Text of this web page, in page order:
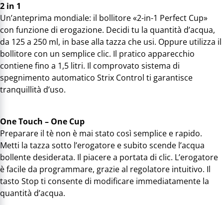
2 in 1
Un’anteprima mondiale: il bollitore «2-in-1 Perfect Cup»
con funzione di erogazione. Decidi tu la quantità d’acqua,
da 125 a 250 ml, in base alla tazza che usi. Oppure utilizza il
bollitore con un semplice clic. Il pratico apparecchio
contiene fino a 1,5 litri. Il comprovato sistema di
spegnimento automatico Strix Control ti garantisce
tranquillità d’uso.
One Touch – One Cup
Preparare il tè non è mai stato così semplice e rapido.
Metti la tazza sotto l’erogatore e subito scende l’acqua
bollente desiderata. Il piacere a portata di clic. L’erogatore
è facile da programmare, grazie al regolatore intuitivo. Il
tasto Stop ti consente di modificare immediatamente la
quantità d’acqua.